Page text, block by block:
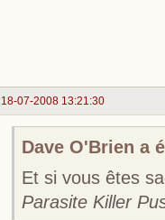
18-07-2008 13:21:30
Dave O'Brien a
Et si vous êtes
Parasite Killer